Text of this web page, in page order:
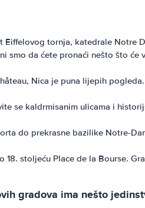
tornja, katedrale Notre
smo da ćete pronaći nešto što će
Nica je puna lijepih
se kaldrmisanim ulicama i
do prekrasne bazilike Notre-
stoljeću Place de la Bourse.
gradova ima nešto